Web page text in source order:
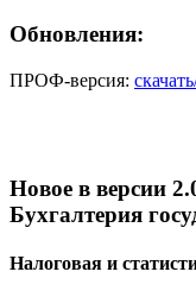
Обновления:
ПРОФ-версия:
Новое в версии
Бухгалтерия
Налоговая и